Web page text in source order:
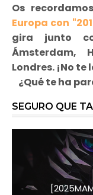
Os
Europa con
gira junto
Ámsterdam,
Londres. ¡No
¿Qué te ha
SEGURO QUE